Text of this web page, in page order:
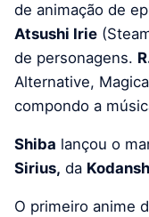
de animação de
Atsushi Irie
de personagens.
Alternative,
compondo a
Shiba lançou o
Sirius, da
O primeiro anime